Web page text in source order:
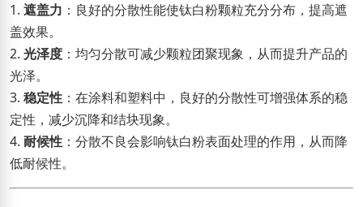
1. 遮盖力 ：良好的分散性能使钛白粉颗粒充分分布，提高遮
盖效果。
2. 光泽度 ：均匀分散可减少颗粒团聚现象，从而提升产品的
光泽。
3. 稳定性 ：在涂料和塑料中，良好的分散性可增强体系的稳
定性，减少沉降和结块现象。
4. 耐候性 ：分散不良会影响钛白粉表面处理的作用，从而降
低耐候性。